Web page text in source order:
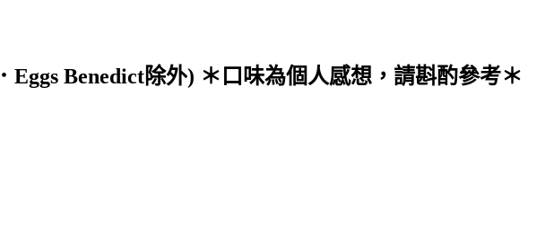
Benedict除外) ＊口味為個人感想，請斟酌參考＊